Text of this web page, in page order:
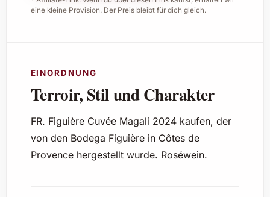
eine kleine Provision. Der Preis bleibt für dich gleich.
EINORDNUNG
Terroir, Stil und Charakter
FR. Figuière Cuvée Magali 2024 kaufen, der
von den Bodega Figuière in Côtes de
Provence hergestellt wurde. Roséwein.